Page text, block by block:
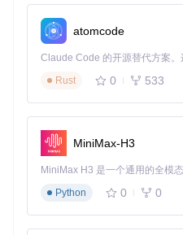
3.五大核心功能模块解
答
3.1 多模态内容解析引擎
系统能够自动识别并处理10+
X、图片、表格等。通过分层
公式等基础元素，再进行结构
示形式。特别优化了学术文档
别准确率，解析精度达到98%
atomcode
Rust
0 533
MiniMax-H3
Python
0 0